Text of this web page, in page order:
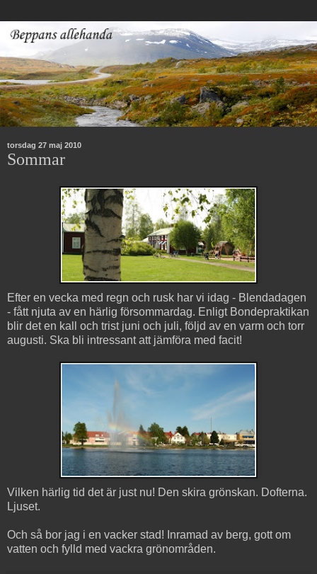
torsdag 27 maj 2010
Sommar
Efter en vecka med regn och rusk har vi idag - Blendadagen
- fått njuta av en härlig försommardag. Enligt Bondepraktikan
blir det en kall och trist juni och juli, följd av en varm och torr
augusti. Ska bli intressant att jämföra med facit!
Vilken härlig tid det är just nu! Den skira grönskan. Dofterna.
Ljuset.
Och så bor jag i en vacker stad! Inramad av berg, gott om
vatten och fylld med vackra grönområden.